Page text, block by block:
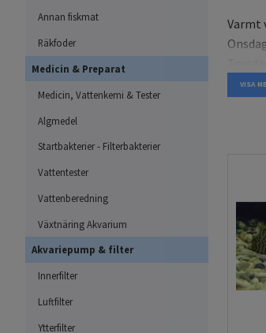
Annan fiskmat
Räkfoder
Medicin & Preparat
Medicin, Vattenkemi & Tester
Algmedel
Startbakterier - Filterbakterier
Vattentester
Vattenberedning
Växtnäring Akvarium
Akvariepump & filter
Innerfilter
Luftfilter
Ytterfilter
Varmt
Lördag
års
stor
VISA